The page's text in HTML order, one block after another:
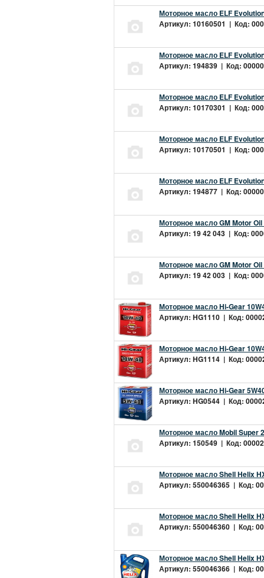
Моторное масло ELF
Артикул: 10160501 | Код:
Моторное масло ELF
Артикул: 194839 | Код:
Моторное масло ELF
Артикул: 10170301 | Код:
Моторное масло ELF
Артикул: 10170501 | Код:
Моторное масло ELF
Артикул: 194877 | Код:
Моторное масло GM Motor Oil
Артикул: 19 42 043 | Код:
Моторное масло GM Motor
Артикул: 19 42 003 | Код:
Моторное масло Hi-Gear
Артикул: HG1110 | Код:
Моторное масло Hi-Gear
Артикул: HG1114 | Код:
Моторное масло Hi-Gear
Артикул: HG0544 | Код:
Моторное масло Mobil Super
Артикул: 150549 | Код:
Моторное масло Shell Helix
Артикул: 550046365 | Код:
Моторное масло Shell Helix
Артикул: 550046360 | Код:
Моторное масло Shell Helix
Артикул: 550046366 | Код: